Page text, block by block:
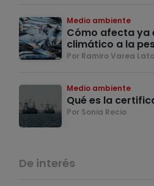
Medio ambiente
Cómo afecta ya
climático a la
Por Ramiro Varea
Medio ambiente
Qué es la
Por Sonia Recio
De interés